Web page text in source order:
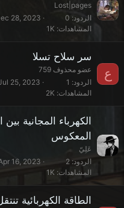
Lost|pages
الردود 0
المشاهدات 1K
28, 2023
ع
سر سلاح تسلا
عضو محذوف 759
الردود 1
المشاهدات 2K
25, 2023
الكهرباء المجانية
المعكوس
عَلِيّ
الردود 2
المشاهدات 1K
16, 2023
الطاقة الكهربائية